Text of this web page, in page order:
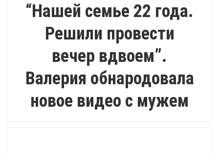
“Нашей семье 22 года.
Решили провести
вечер вдвоем”.
Валерия обнародовала
новое видео с мужем